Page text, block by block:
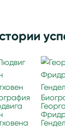
Георга